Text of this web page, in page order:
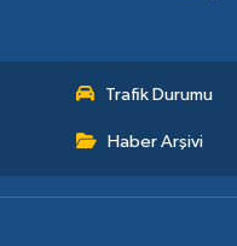
Trafik Durumu
Haber Arşivi